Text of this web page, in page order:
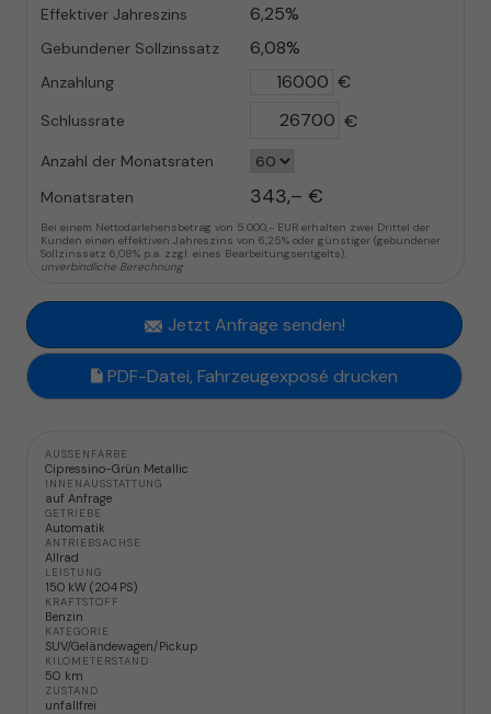
Effektiver Jahreszins 6,25%
Gebundener Sollzinssatz 6,08%
Anzahlung €
Schlussrate €
Anzahl der Monatsraten
Monatsraten
343,– €
Bei einem Nettodarlehensbetrag von 5.000,- EUR erhalten zwei Drittel der
Kunden einen effektiven Jahreszins von 6,25% oder günstiger (gebundener
Sollzinssatz 6,08% p.a. zzgl. eines Bearbeitungsentgelts).
unverbindliche Berechnung
Jetzt Anfrage senden!
PDF-Datei, Fahrzeugexposé drucken
AUSSENFARBE
Cipressino-Grün Metallic
INNENAUSSTATTUNG
auf Anfrage
GETRIEBE
Automatik
ANTRIEBSACHSE
Allrad
LEISTUNG
150 kW (204 PS)
KRAFTSTOFF
Benzin
KATEGORIE
SUV/Geländewagen/Pickup
KILOMETERSTAND
50 km
ZUSTAND
unfallfrei